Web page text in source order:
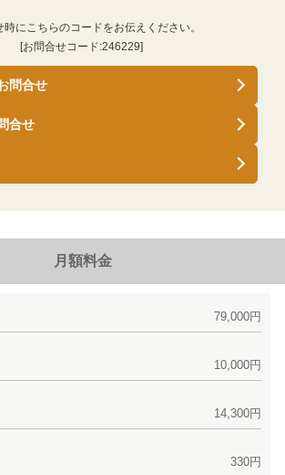
時にこちらのコードをお伝えください。
[お問合せコード:246229]
問合せ
合せ
月額料金
79,000円
10,000円
14,300円
330円